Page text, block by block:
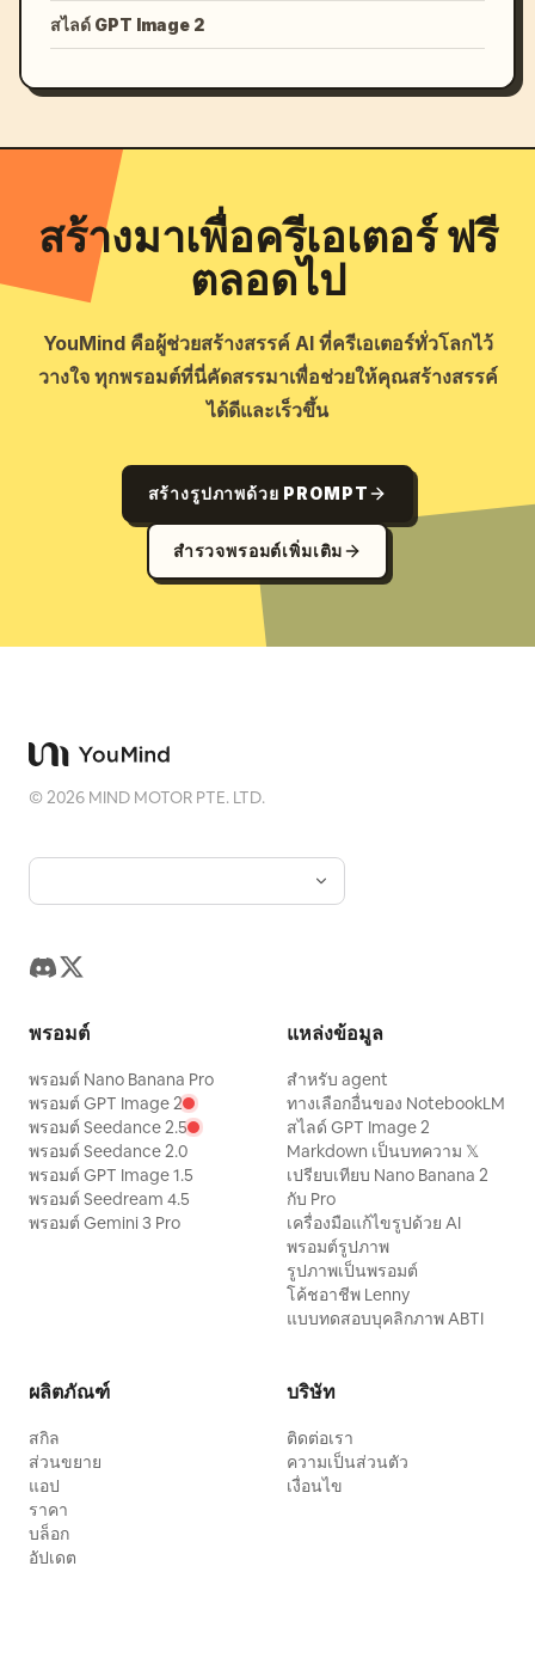
สไลด์ GPT Image 2
สร้างมาเพื่อครีเอเตอร์ ฟรี
ตลอดไป
YouMind คือผู้ช่วยสร้างสรรค์ AI ที่ครีเอเตอร์ทั่วโลกไว้
วางใจ ทุกพรอมต์ที่นี่คัดสรรมาเพื่อช่วยให้คุณสร้างสรรค์
ได้ดีและเร็วขึ้น
สร้างรูปภาพด้วย PROMPT
สำรวจพรอมต์เพิ่มเติม
©2026 MIND MOTOR PTE. LTD.
พรอมต์
พรอมต์ Nano Banana Pro
พรอมต์ GPT Image 2
พรอมต์ Seedance 2.5
พรอมต์ Seedance 2.0
พรอมต์ GPT Image 1.5
พรอมต์ Seedream 4.5
พรอมต์ Gemini 3 Pro
แหล่งข้อมูล
สำหรับ agent
ทางเลือกอื่นของ NotebookLM
สไลด์ GPT Image 2
Markdown เป็นบทความ 𝕏
เปรียบเทียบ Nano Banana 2
กับ Pro
เครื่องมือแก้ไขรูปด้วย AI
พรอมต์รูปภาพ
รูปภาพเป็นพรอมต์
โค้ชอาชีพ Lenny
แบบทดสอบบุคลิกภาพ ABTI
ผลิตภัณฑ์
สกิล
ส่วนขยาย
แอป
ราคา
บล็อก
อัปเดต
บริษัท
ติดต่อเรา
ความเป็นส่วนตัว
เงื่อนไข